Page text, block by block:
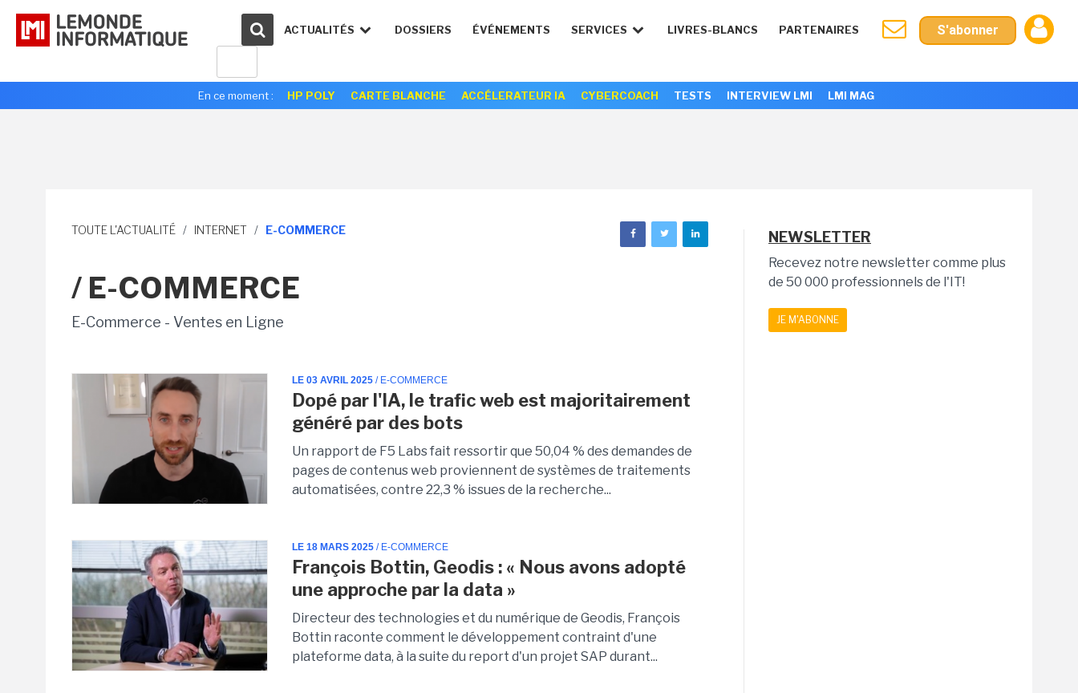
ACTUALITÉS DOSSIERS ÉVÉNEMENTS SERVICES LIVRES-BLANCS PARTENAIRES S'abonner
En ce moment : HP POLY CARTE BLANCHE ACCÉLERATEUR IA CYBERCOACH TESTS INTERVIEW LMI LMI MAG
TOUTE L'ACTUALITÉ / INTERNET / E-COMMERCE
/ E-COMMERCE
E-Commerce - Ventes en Ligne
LE 03 AVRIL 2025 / E-COMMERCE
Dopé par l'IA, le trafic web est majoritairement
généré par des bots
Un rapport de F5 Labs fait ressortir que 50,04 % des demandes de
pages de contenus web proviennent de systèmes de traitements
automatisées, contre 22,3 % issues de la recherche...
LE 18 MARS 2025 / E-COMMERCE
François Bottin, Geodis : « Nous avons adopté
une approche par la data »
Directeur des technologies et du numérique de Geodis, François
Bottin raconte comment le développement contraint d'une
plateforme data, à la suite du report d'un projet SAP durant...
NEWSLETTER
Recevez notre newsletter comme plus
de 50 000 professionnels de l'IT!
JE M'ABONNE